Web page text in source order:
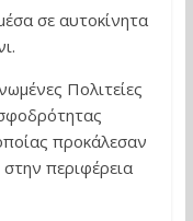
σε αυτοκίνητα
Πολιτείες
προκάλεσαν
περιφέρεια